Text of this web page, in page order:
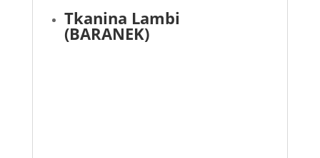
Tkanina Lambi
(BARANEK)